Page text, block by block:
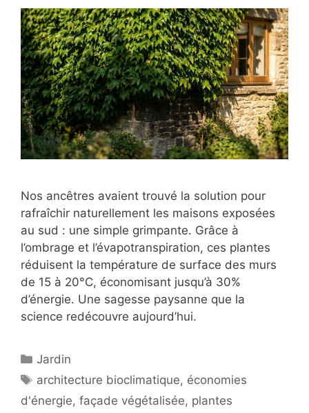
Nos ancêtres avaient trouvé la solution pour
rafraîchir naturellement les maisons exposées
au sud : une simple grimpante. Grâce à
l’ombrage et l’évapotranspiration, ces plantes
réduisent la température de surface des murs
de 15 à 20°C, économisant jusqu’à 30%
d’énergie. Une sagesse paysanne que la
science redécouvre aujourd’hui.
Catégories
Jardin
Étiquettes
architecture bioclimatique, économies
d'énergie, façade végétalisée, plantes